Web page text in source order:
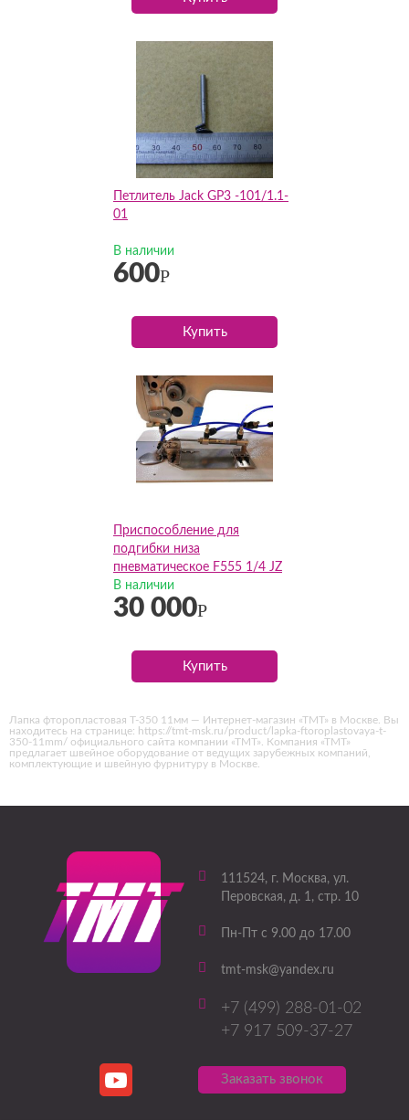
Петлитель Jack GP3 -101/1.1-
01
В наличии
600Р
Купить
Приспособление для
подгибки низа
пневматическое F555 1/4 JZ
В наличии
30 000Р
Купить
Лапка фторопластовая T-350 11мм — Интернет-магазин «ТМТ» в Москве. Вы
находитесь на странице: https://tmt-msk.ru/product/lapka-ftoroplastovaya-t-
350-11mm/ официального сайта компании «ТМТ». Компания «ТМТ»
предлагает швейное оборудование от ведущих зарубежных компаний,
комплектующие и швейную фурнитуру в Москве.
111524, г. Москва, ул.
Перовская, д. 1, стр. 10
Пн-Пт с 9.00 до 17.00
tmt-msk@yandex.ru
+7 (499) 288-01-02
+7 917 509-37-27
Заказать звонок